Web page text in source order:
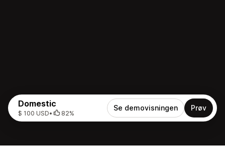
Domestic
$ 100 USD• 82%
Se demovisningen Prøv